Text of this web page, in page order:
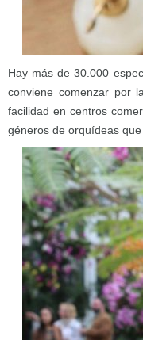
Hay más de 30.000
conviene comenzar por
facilidad en centros
géneros de orquídeas